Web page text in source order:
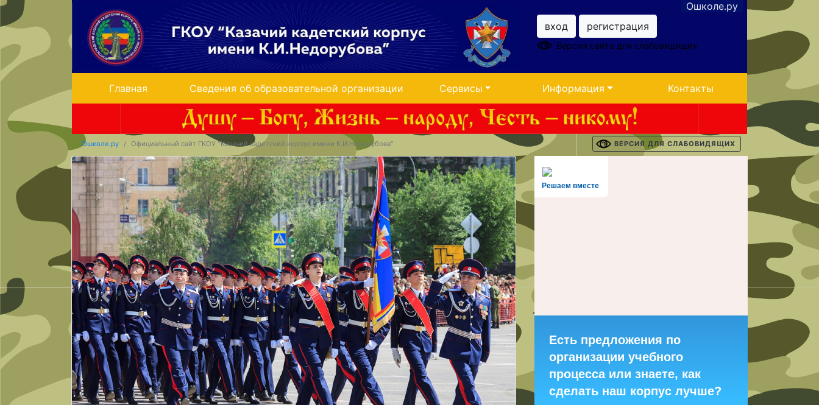
Ошколе.ру
вход
регистрация
Версия сайта для слабовидящих
Главная Сведения об образовательной организации Сервисы Информация Контакты
Ошколе.ру Официальный сайт ГКОУ "Казачий кадетский корпус имени К.И.Недорубова" ВЕРСИЯ ДЛЯ СЛАБОВИДЯЩИХ
Предыдущая Следующая
Решаем вместе
Есть предложения по
организации учебного
процесса или знаете, как
сделать наш корпус лучше?